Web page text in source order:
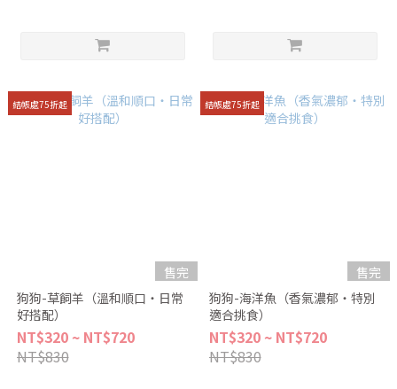
結帳處75折起
售完
狗狗-草飼羊（溫和順口・日常
好搭配）
NT$320 ~ NT$720
NT$830
結帳處75折起
售完
狗狗-海洋魚（香氣濃郁・特別
適合挑食）
NT$320 ~ NT$720
NT$830